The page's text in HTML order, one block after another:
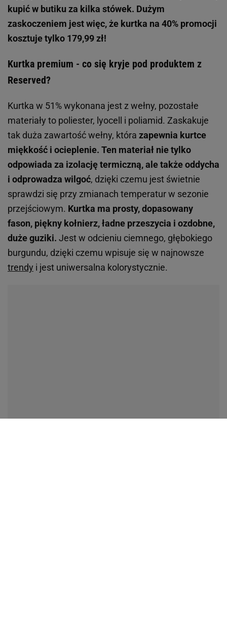
kupić w butiku za kilka stówek. Dużym
zaskoczeniem jest więc, że kurtka na 40% promocji
kosztuje tylko 179,99 zł!
Kurtka premium - co się kryje pod produktem z
Reserved?
Kurtka w 51% wykonana jest z wełny, pozostałe
materiały to poliester, lyocell i poliamid. Zaskakuje
tak duża zawartość wełny, która zapewnia kurtce
miękkość i ocieplenie. Ten materiał nie tylko
odpowiada za izolację termiczną, ale także oddycha
i odprowadza wilgoć, dzięki czemu jest świetnie
sprawdzi się przy zmianach temperatur w sezonie
przejściowym. Kurtka ma prosty, dopasowany
fason, piękny kołnierz, ładne przeszycia i ozdobne,
duże guziki. Jest w odcieniu ciemnego, głębokiego
burgundu, dzięki czemu wpisuje się w najnowsze
trendy i jest uniwersalna kolorystycznie.